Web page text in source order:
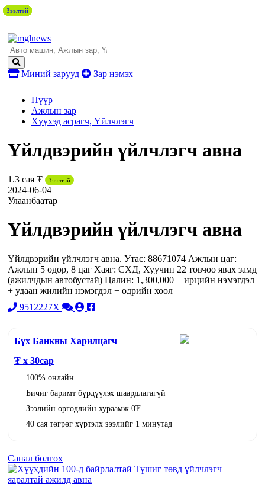
Миний зарууд Зар нэмэх
Нүүр
Ажлын зар
Хүүхэд асрагч, Үйлчлэгч
Үйлдвэрийн үйлчлэгч авна
1.3 сая ₮ Зээлтэй
2024-06-04
Улаанбаатар
Үйлдвэрийн үйлчлэгч авна
Үйлдвэрийн үйлчлэгч авна. Утас: 88671074 Ажлын цаг:
Ажлын 5 өдөр, 8 цаг Хаяг: СХД, Хуучин 22 товчоо явах замд
(ажилчдын автобустай) Цалин: 1,300,000 + ирцийн нэмэгдэл
+ удаан жилийн нэмэгдэл + өдрийн хоол
9512227X
Бүх Банкны Харилцагч
₮ x 30сар
100% онлайн
Бичиг баримт бүрдүүлэх шаардлагагүй
Зээлийн өргөдлийн хураамж 0₮
40 сая төгрөг хүртэлх зээлийг 1 минутад
Санал болгох
Зээлтэй
Зээлтэй
Зээлтэй
Зээлтэй
Зээлтэй
Зээлтэй
Зээлтэй
Зээлтэй
Зээлтэй
Зээлтэй
Зээлтэй